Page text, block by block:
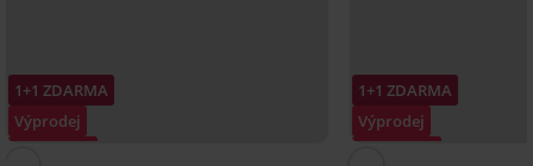
1+1 ZDARMA
Výprodej
1+1 ZDARMA
Výprodej